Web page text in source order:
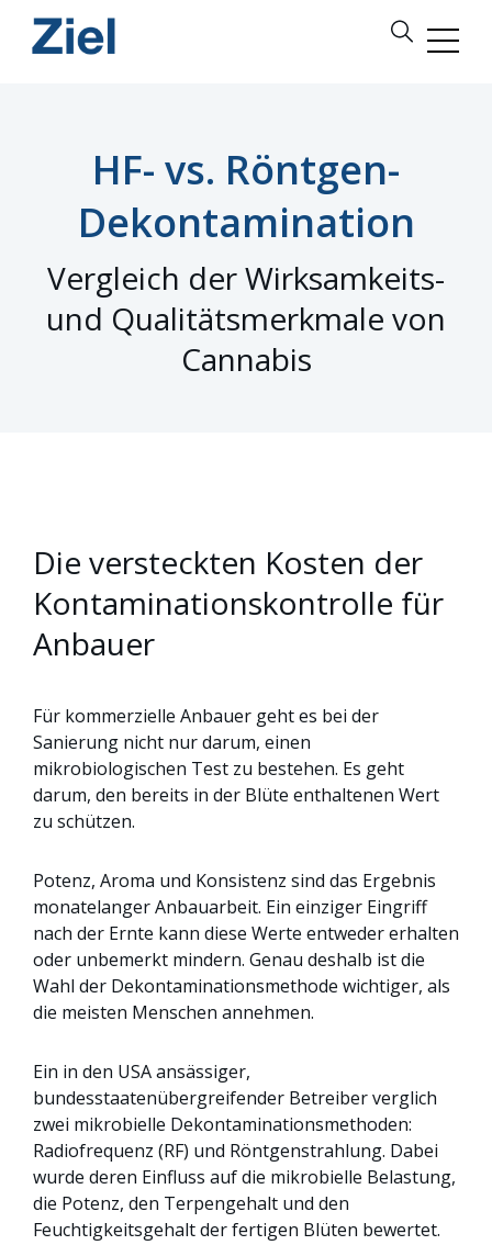
HF- vs. Röntgen-
Dekontamination
Vergleich der Wirksamkeits-
und Qualitätsmerkmale von
Cannabis
Die versteckten Kosten der
Kontaminationskontrolle für
Anbauer
Für kommerzielle Anbauer geht es bei der
Sanierung nicht nur darum, einen
mikrobiologischen Test zu bestehen. Es geht
darum, den bereits in der Blüte enthaltenen Wert
zu schützen.
Potenz, Aroma und Konsistenz sind das Ergebnis
monatelanger Anbauarbeit. Ein einziger Eingriff
nach der Ernte kann diese Werte entweder erhalten
oder unbemerkt mindern. Genau deshalb ist die
Wahl der Dekontaminationsmethode wichtiger, als
die meisten Menschen annehmen.
Ein in den USA ansässiger,
bundesstaatenübergreifender Betreiber verglich
zwei mikrobielle Dekontaminationsmethoden:
Radiofrequenz (RF) und Röntgenstrahlung. Dabei
wurde deren Einfluss auf die mikrobielle Belastung,
die Potenz, den Terpengehalt und den
Feuchtigkeitsgehalt der fertigen Blüten bewertet.